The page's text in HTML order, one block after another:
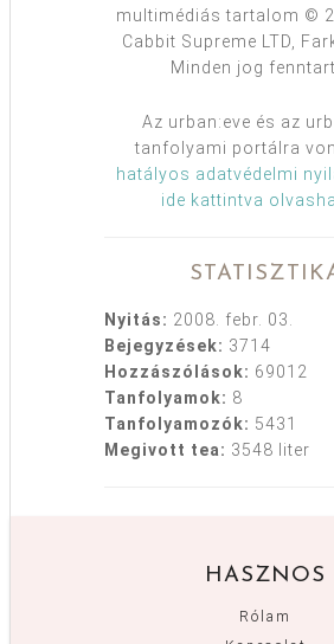
multimédiás tartalom ©
Cabbit Supreme LTD,
Minden jog
Az urban:eve és az
tanfolyami portálra
hatályos adatvédelmi
ide kattintva
Nyitás: 2008. febr. 03.
Bejegyzések: 3714
Hozzászólások: 69012
Tanfolyamok: 8
Tanfolyamozók: 5431
Megivott tea: 3548 liter
HASZNOS
Rólam